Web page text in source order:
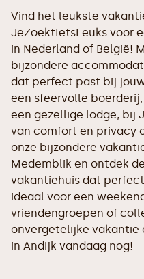
Vind het leukste
JeZoektIetsLeuks voor
in Nederland of België!
bijzondere
dat perfect past bij
een sfeervolle
een gezellige lodge, bij
van comfort en privacy
onze bijzondere
Medemblik en ontdek
vakantiehuis dat
ideaal voor een
vriendengroepen of
onvergetelijke vakantie
in Andijk vandaag nog!